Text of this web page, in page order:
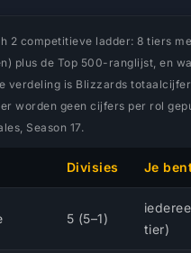
2 competitieve ladder: 8 tiers
plus de Top 500-ranglijst, en
verdeling is Blizzards
worden geen cijfers per rol
Season 17.
Divisies Je
5 (5–1)
tier)